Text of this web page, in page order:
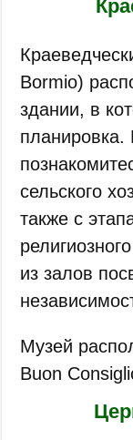
Bormio)
здании, в
планировка.
сельского
также с
из залов
Музей
Buon